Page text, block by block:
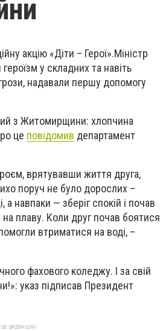
акцію «Діти – Герої».Міністр
у складних та навіть
надавали першу допомогу
з Житомирщини: хлопчина
це повідомив департамент
врятувавши життя друга,
поруч не було дорослих –
навпаки — зберіг спокій і почав
плаву. Коли друг почав боятися
втриматися на воді, –
фахового коледжу. І за свій
указ підписав Президент
редакцію